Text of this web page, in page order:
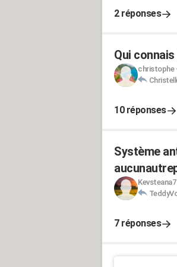
2 réponses
Qui
christophe
10 réponses
Système
Kevsteana7
7 réponses